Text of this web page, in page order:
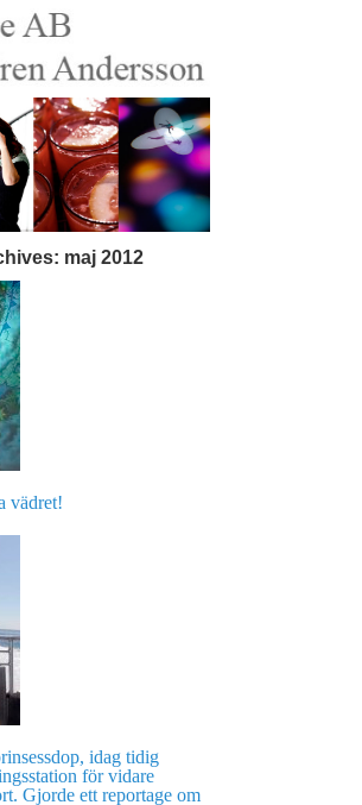
maj 2012
vädret!
idag tidig
för vidare
Gjorde ett reportage om